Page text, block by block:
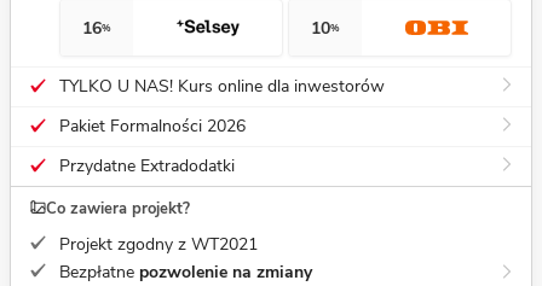
16% 10%
TYLKO U NAS! Kurs online dla inwestorów
Pakiet Formalności 2026
Przydatne Extradodatki
Co zawiera projekt?
Projekt zgodny z WT2021
Bezpłatne pozwolenie na zmiany